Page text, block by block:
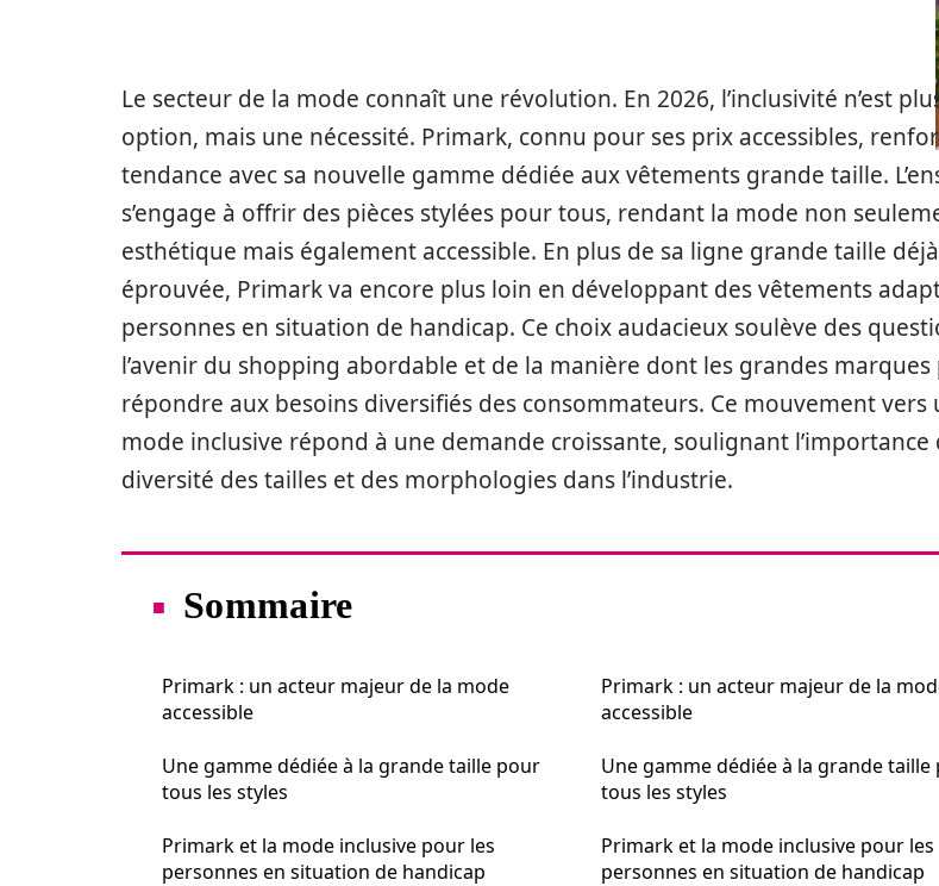
Le secteur de la mode connaît une révolution. En 2026, l’inclusivité n’est
option, mais une nécessité. Primark, connu pour ses prix accessibles,
tendance avec sa nouvelle gamme dédiée aux vêtements grande taille.
s’engage à offrir des pièces stylées pour tous, rendant la mode non
esthétique mais également accessible. En plus de sa ligne grande taille déjà
éprouvée, Primark va encore plus loin en développant des vêtements
personnes en situation de handicap. Ce choix audacieux soulève des
l’avenir du shopping abordable et de la manière dont les grandes
répondre aux besoins diversifiés des consommateurs. Ce mouvement vers
mode inclusive répond à une demande croissante, soulignant l’importance
diversité des tailles et des morphologies dans l’industrie.
Sommaire
Primark : un acteur majeur de la mode
accessible
Une gamme dédiée à la grande taille pour
tous les styles
Primark et la mode inclusive pour les
personnes en situation de handicap
Primark : un acteur majeur de la
accessible
Une gamme dédiée à la grande taille
tous les styles
Primark et la mode inclusive pour les
personnes en situation de handicap